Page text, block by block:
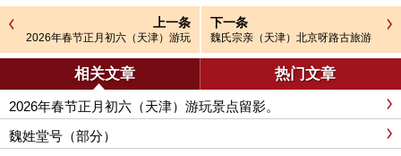
上一条
2026年春节正月初六（天津）游玩
下一条
魏氏宗亲（天津）北京呀路古旅游
相关文章 热门文章
2026年春节正月初六（天津）游玩景点留影。
魏姓堂号（部分）